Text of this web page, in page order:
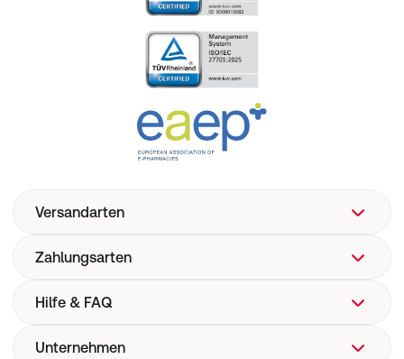
Versandarten
Zahlungsarten
Hilfe & FAQ
FAQ
Unternehmen